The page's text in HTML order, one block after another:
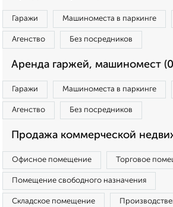
Гаражи Машиноместа в паркинге
Агенство Без посредников
Аренда гаржей, машиномест
Гаражи Машиноместа в паркинге
Агенство Без посредников
Продажа коммерческой
Офисное помещение Торговое
Помещение свободного назначения
Складское помещение